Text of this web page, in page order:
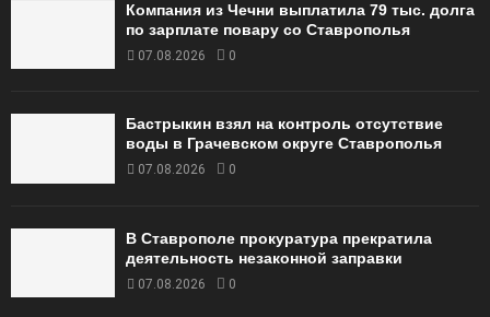
Компания из Чечни выплатила 79 тыс. долга
по зарплате повару со Ставрополья
07.08.2026 0
Бастрыкин взял на контроль отсутствие
воды в Грачевском округе Ставрополья
07.08.2026 0
В Ставрополе прокуратура прекратила
деятельность незаконной заправки
07.08.2026 0